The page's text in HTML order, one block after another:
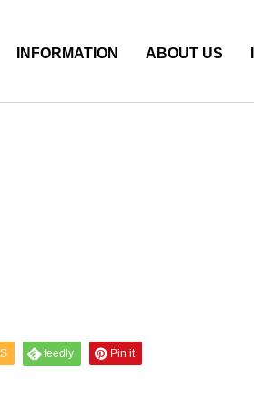
INFORMATION ABOUT US
feedly Pin it